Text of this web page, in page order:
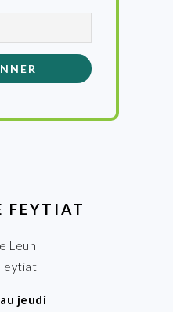
FEYTIAT
Leun
jeudi